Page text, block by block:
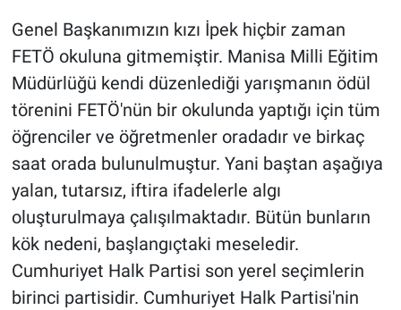
Genel Başkanımızın kızı İpek hiçbir zaman
FETÖ okuluna gitmemiştir. Manisa Milli Eğitim
Müdürlüğü kendi düzenlediği yarışmanın ödül
törenini FETÖ'nün bir okulunda yaptığı için tüm
öğrenciler ve öğretmenler oradadır ve birkaç
saat orada bulunulmuştur. Yani baştan aşağıya
yalan, tutarsız, iftira ifadelerle algı
oluşturulmaya çalışılmaktadır. Bütün bunların
kök nedeni, başlangıçtaki meseledir.
Cumhuriyet Halk Partisi son yerel seçimlerin
birinci partisidir. Cumhuriyet Halk Partisi'nin